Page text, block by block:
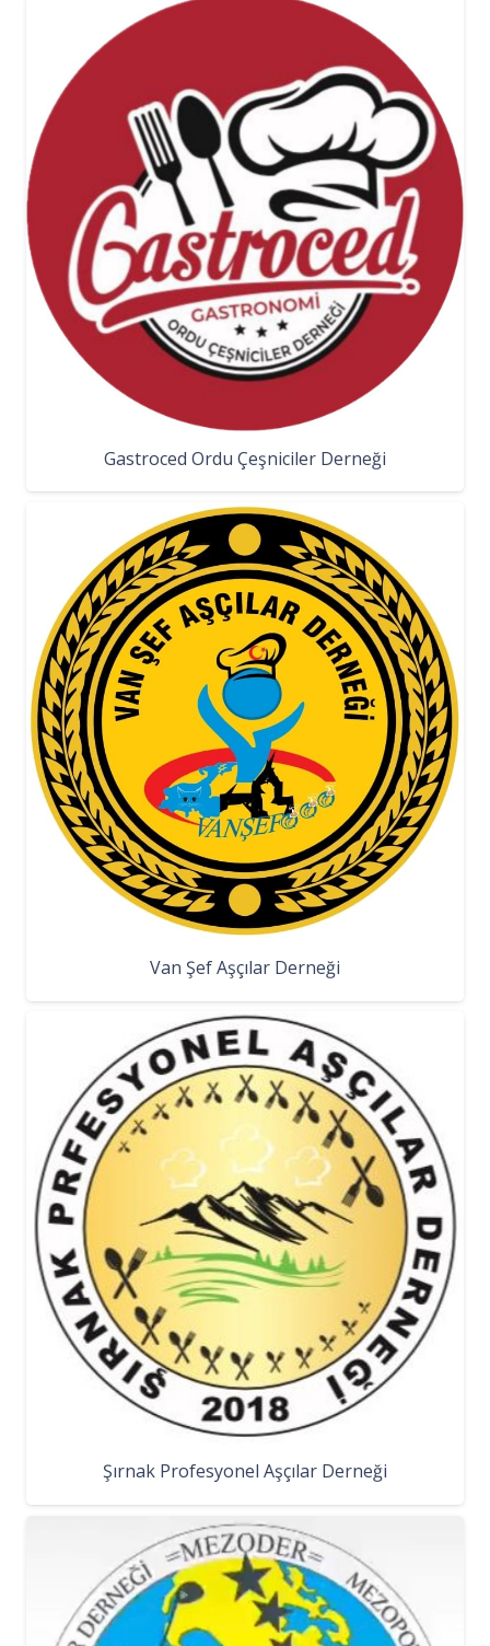
Gastroced Ordu Çeşniciler Derneği
Van Şef Aşçılar Derneği
Şırnak Profesyonel Aşçılar Derneği